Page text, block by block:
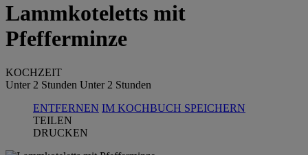
Lammkoteletts mit
Pfefferminze
KOCHZEIT
Unter 2 Stunden Unter 2 Stunden
ENTFERNEN IM KOCHBUCH SPEICHERN
TEILEN
DRUCKEN